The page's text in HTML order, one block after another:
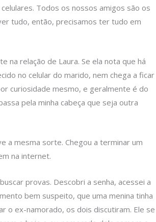
Todos os nossos amigos são os
tudo, então, precisamos ter tudo em
na relação de Laura. Se ela nota que há
no celular do marido, nem chega a ficar
curiosidade mesmo, e geralmente é do
pela minha cabeça que seja outra
a mesma sorte. Chegou a terminar um
na internet.
provas. Descobri a senha, acessei a
bem suspeito, que uma menina tinha
o ex-namorado, os dois discutiram. Ele se